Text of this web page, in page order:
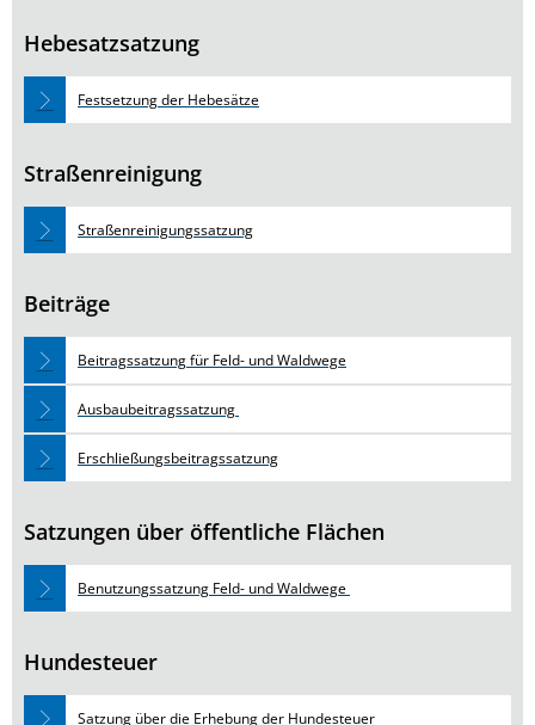
Hebesatzsatzung
Festsetzung der Hebesätze
Straßenreinigung
Straßenreinigungssatzung
Beiträge
Beitragssatzung für Feld- und Waldwege
Ausbaubeitragssatzung
Erschließungsbeitragssatzung
Satzungen über öffentliche Flächen
Benutzungssatzung Feld- und Waldwege
Hundesteuer
Satzung über die Erhebung der Hundesteuer